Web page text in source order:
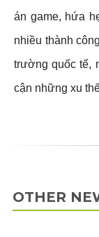
án game, hứa
nhiều thành
trường quốc tế,
cận những xu
OTHER